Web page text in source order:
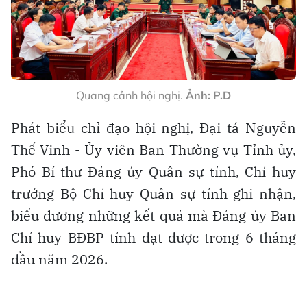
Quang cảnh hội nghị. Ảnh: P.D
Phát biểu chỉ đạo hội nghị, Đại tá Nguyễn
Thế Vinh - Ủy viên Ban Thường vụ Tỉnh ủy,
Phó Bí thư Đảng ủy Quân sự tỉnh, Chỉ huy
trưởng Bộ Chỉ huy Quân sự tỉnh ghi nhận,
biểu dương những kết quả mà Đảng ủy Ban
Chỉ huy BĐBP tỉnh đạt được trong 6 tháng
đầu năm 2026.